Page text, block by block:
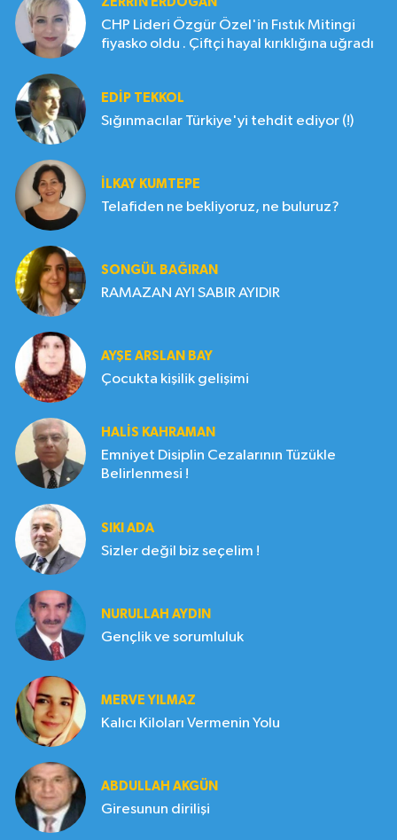
CHP Lideri Özgür Özel'in Fıstık Mitingi
fiyasko oldu . Çiftçi hayal kırıklığına uğradı
EDIP TEKKOL
Sığınmacılar Türkiye'yi tehdit ediyor (!)
İLKAY KUMTEPE
Telafiden ne bekliyoruz, ne buluruz?
SONGÜL BAĞIRAN
RAMAZAN AYI SABIR AYIDIR
AYŞE ARSLAN BAY
Çocukta kişilik gelişimi
HALIS KAHRAMAN
Emniyet Disiplin Cezalarının Tüzükle
Belirlenmesi !
SIKI ADA
Sizler değil biz seçelim !
NURULLAH AYDIN
Gençlik ve sorumluluk
MERVE YILMAZ
Kalıcı Kiloları Vermenin Yolu
ABDULLAH AKGÜN
Giresunun dirilişi